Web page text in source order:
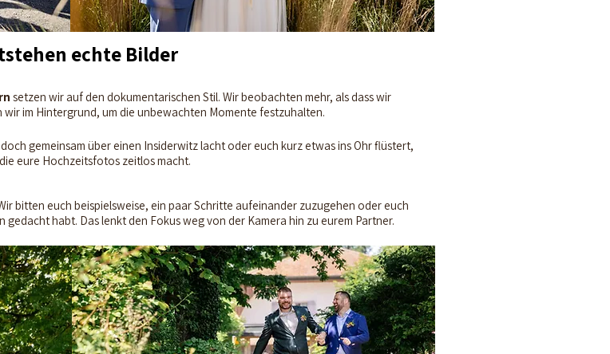
echte Bilder
setzen wir auf den dokumentarischen Stil. Wir beobachten mehr, als dass wir
im Hintergrund, um die unbewachten Momente festzuhalten.
gemeinsam über einen Insiderwitz lacht oder euch kurz etwas ins Ohr flüstert,
eure Hochzeitsfotos zeitlos macht.
bitten euch beispielsweise, ein paar Schritte aufeinander zuzugehen oder euch
habt. Das lenkt den Fokus weg von der Kamera hin zu eurem Partner.